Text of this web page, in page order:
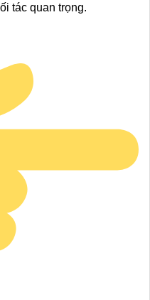
tác quan trọng.